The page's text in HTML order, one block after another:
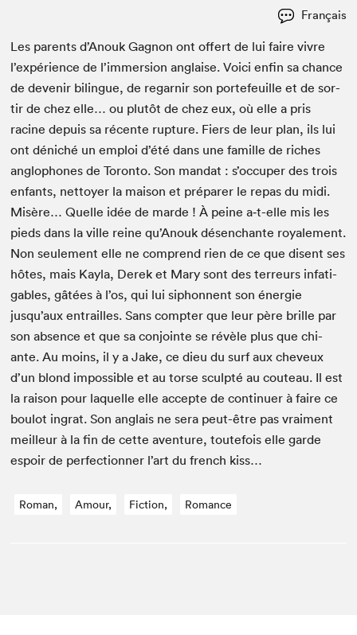
Français
Les par­ents d’Anouk Gagnon ont offert de lui faire vivre
l’expérience de l’immersion anglaise. Voici enfin sa chance
de devenir bilingue, de regar­nir son porte­feuille et de sor­
tir de chez elle… ou plutôt de chez eux, où elle a pris
racine depuis sa récente rup­ture. Fiers de leur plan, ils lui
ont déniché un emploi d’été dans une famille de rich­es
anglo­phones de Toron­to. Son man­dat : s’occuper des trois
enfants, net­toy­er la mai­son et pré­par­er le repas du midi.
Mis­ère… Quelle idée de marde ! À peine a‑t-elle mis les
pieds dans la ville reine qu’Anouk désen­chante royale­ment.
Non seule­ment elle ne com­prend rien de ce que dis­ent ses
hôtes, mais Kay­la, Derek et Mary sont des ter­reurs infati­
ga­bles, gâtées à l’os, qui lui siphon­nent son énergie
jusqu’aux entrailles. Sans compter que leur père brille par
son absence et que sa con­jointe se révèle plus que chi­
ante. Au moins, il y a Jake, ce dieu du surf aux cheveux
d’un blond impos­si­ble et au torse sculp­té au couteau. Il est
la rai­son pour laque­lle elle accepte de con­tin­uer à faire ce
boulot ingrat. Son anglais ne sera peut-être pas vrai­ment
meilleur à la fin de cette aven­ture, toute­fois elle garde
espoir de per­fec­tion­ner l’art du french kiss…
Roman, Amour, Fiction, Romance